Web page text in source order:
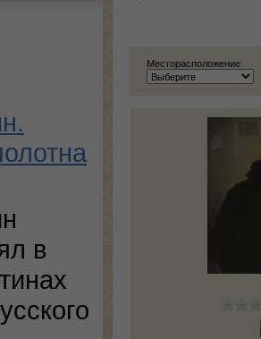
в
Месторасположение: